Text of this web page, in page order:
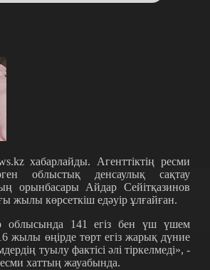
хабарлайды. Агенттіктің ресми
облыстық денсаулық сақтау
орынбасары Айдар Сейітқазинов
жылы көрсеткіш едәуір ұлғайған.
облысында 141 егіз бен үш үшем
жылы өңірде төрт егіз жарық дүние
туылу фактісі әлі тіркелмеді», -
хаттың жауабында.